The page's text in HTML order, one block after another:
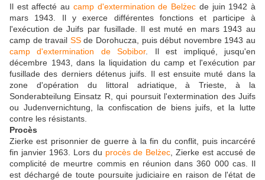
Il est affecté au camp d'extermination de Belżec de juin 1942 à
mars 1943. Il y exerce différentes fonctions et participe à
l'exécution de Juifs par fusillade. Il est muté en mars 1943 au
camp de travail SSde Dorohucza, puis début novembre 1943 au
camp d'extermination de Sobibor. Il est impliqué, jusqu'en
décembre 1943, dans la liquidation du camp et l'exécution par
fusillade des derniers détenus juifs. Il est ensuite muté dans la
zone d'opération du littoral adriatique, à Trieste, à la
Sonderabteilung Einsatz R, qui poursuit l'extermination des Juifs
ou Judenvernichtung, la confiscation de biens juifs, et la lutte
contre les résistants.
Procès
Zierke est prisonnier de guerre à la fin du conflit, puis incarcéré
fin janvier 1963. Lors du procès de Belżec , Zierke est accusé de
complicité de meurtre commis en réunion dans 360 000 cas. Il
est déchargé de toute poursuite judiciaire en raison de l'état de